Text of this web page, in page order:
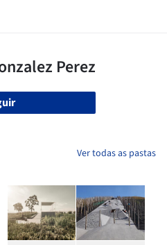
Ver todas as pastas